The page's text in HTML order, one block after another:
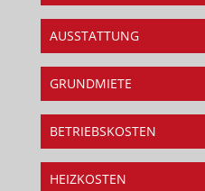
AUSSTATTUNG
GRUNDMIETE
BETRIEBSKOSTEN
HEIZKOSTEN